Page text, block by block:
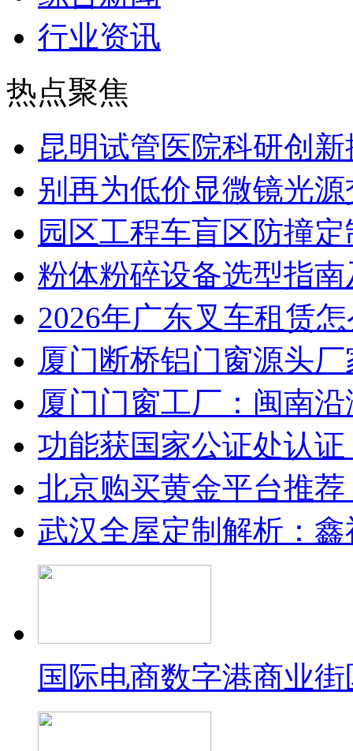
行业资讯
热点聚焦
昆明试管医院科研创
别再为低价显微镜光
园区工程车盲区防撞
粉体粉碎设备选型指
2026年广东叉车租赁
厦门断桥铝门窗源头
厦门门窗工厂：闽南
功能获国家公证处认
北京购买黄金平台推
武汉全屋定制解析：
国际电商数字港商业